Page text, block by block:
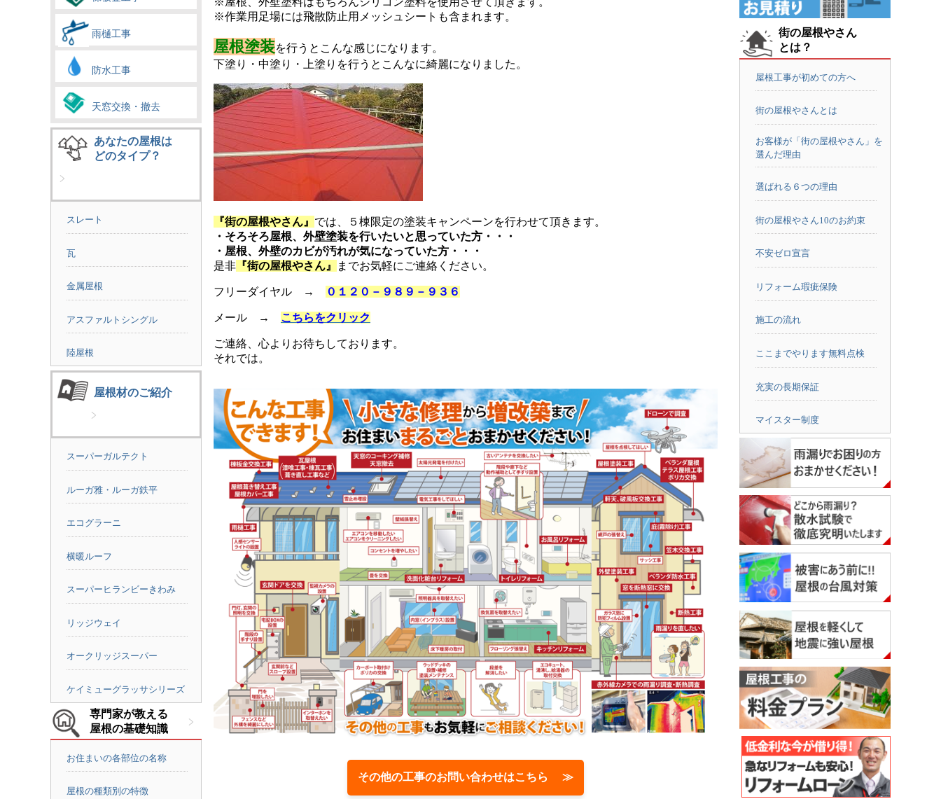
雨樋工事
防水工事
天窓交換・撤去
あなたの屋根は
どのタイプ？
スレート
瓦
金属屋根
アスファルトシングル
陸屋根
屋根材のご紹介
スーパーガルテクト
ルーガ雅・ルーガ鉄平
エコグラーニ
横暖ルーフ
スーパーヒランビーきわみ
リッジウェイ
オークリッジスーパー
ケイミューグラッサシリーズ
専門家が教える
屋根の基礎知識
お住まいの各部位の名称
屋根の種類別の特徴
※作業用足場には飛散防止用メッシュシートも含まれます。
屋根塗装を行うとこんな感じになります。
下塗り・中塗り・上塗りを行うとこんなに綺麗になりました。
『街の屋根やさん』 では、５棟限定の塗装キャンペーンを行わせて頂きます。
・そろそろ屋根、外壁塗装を行いたいと思っていた方・・・
・屋根、外壁のカビが汚れが気になっていた方・・・
是非 『街の屋根やさん』 までお気軽にご連絡ください。
フリーダイヤル → ０１２０－９８９－９３６
メール → こちらをクリック
ご連絡、心よりお待ちしております。
それでは。
その他の工事のお問い合わせはこちら ≫
街の屋根やさん
とは？
屋根工事が初めての方へ
街の屋根やさんとは
お客様が「街の屋根やさん」を
選んだ理由
選ばれる６つの理由
街の屋根やさん10のお約束
不安ゼロ宣言
リフォーム瑕疵保険
施工の流れ
ここまでやります無料点検
充実の長期保証
マイスター制度